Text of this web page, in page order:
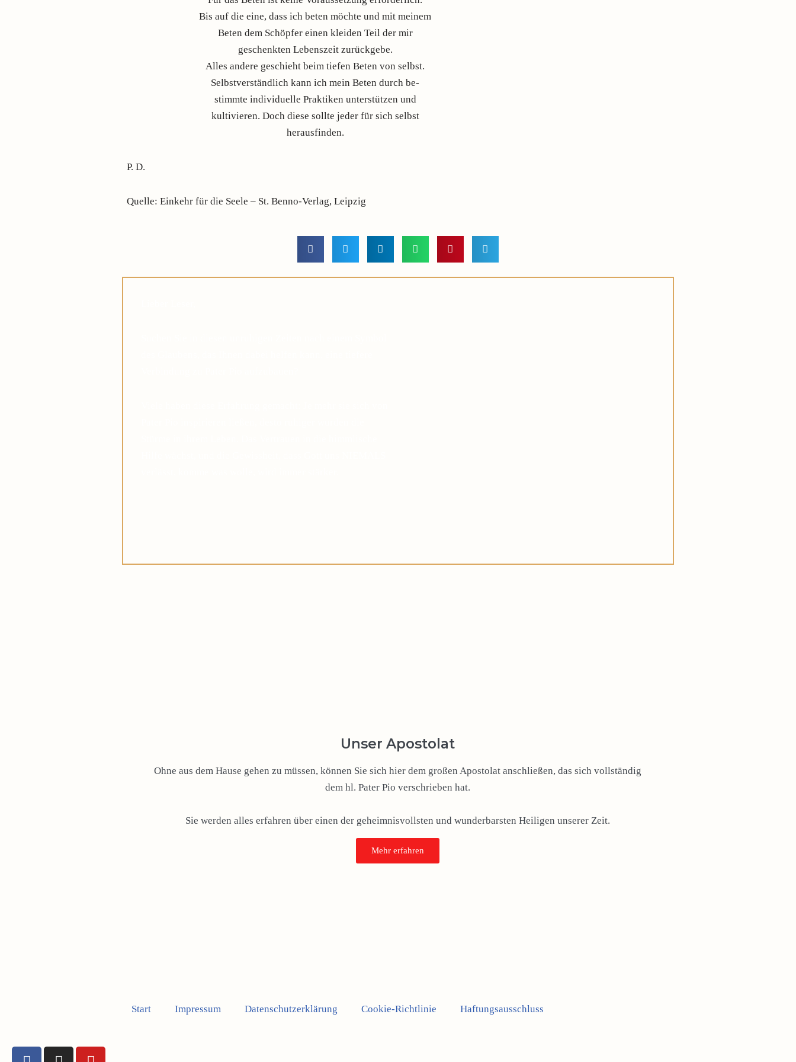
Bis auf die eine, dass ich beten möchte und mit meinem
Beten dem Schöpfer einen kleiden Teil der mir
geschenkten Lebenszeit zurückgebe.
Alles andere geschieht beim tiefen Beten von selbst.
Selbstverständlich kann ich mein Beten durch be-
stimmte individuelle Praktiken unterstützen und
kultivieren. Doch diese sollte jeder für sich selbst
herausfinden.
P. D.
Quelle: Einkehr für die Seele – St. Benno-Verlag, Leipzig
Unser Apostolat
Ohne aus dem Hause gehen zu müssen, können Sie sich hier dem großen Apostolat anschließen, das sich vollständig
dem hl. Pater Pio verschrieben hat.
Sie werden alles erfahren über einen der geheimnisvollsten und wunderbarsten Heiligen unserer Zeit.
Mehr erfahren
Start Impressum Datenschutzerklärung Cookie-Richtlinie Haftungsausschluss